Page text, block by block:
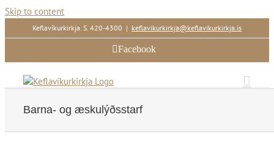
Skip to content
Keflavíkurkirkja. S. 420-4300 | keflavikurkirkja@keflavikurkirkja.is
Facebook
Barna- og æskulýðsstarf